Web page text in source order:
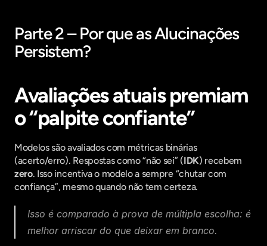
Parte 2 – Por que as Alucinações
Persistem?
Avaliações atuais premiam
o “palpite confiante”
Modelos são avaliados com métricas binárias
(acerto/erro). Respostas como “não sei” (IDK
zero. Isso incentiva o modelo a sempre “chutar com
confiança”, mesmo quando não tem certeza.
Isso é comparado à prova de múltipla escolha: é
melhor arriscar do que deixar em branco.